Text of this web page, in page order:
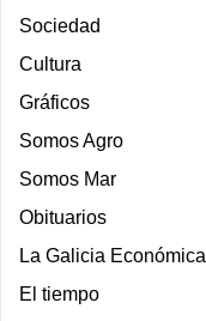
Sociedad
Cultura
Gráficos
Somos Agro
Somos Mar
Obituarios
La Galicia Económica
El tiempo